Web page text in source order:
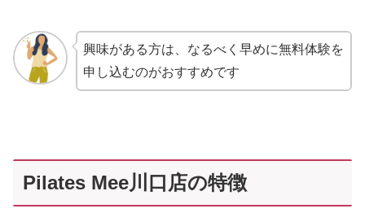
興味がある方は、なるべく早めに無料体験を
申し込むのがおすすめです
Pilates Mee川口店の特徴